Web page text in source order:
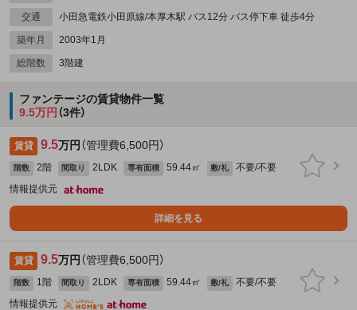
交通 小田急電鉄小田原線/本厚木駅 バス12分 バス停下車 徒歩4分
築年月 2003年1月
総階数 3階建
ファンテージの賃貸物件一覧
9.5万円 （3件）
賃貸 9.5万円 （管理費6,500円）
階数 2階 間取り 2LDK 専有面積 59.44㎡ 敷/礼
不要/不要
情報提供元
詳細を見る
賃貸 9.5万円 （管理費6,500円）
階数 1階 間取り 2LDK 専有面積 59.44㎡ 敷/礼
不要/不要
情報提供元